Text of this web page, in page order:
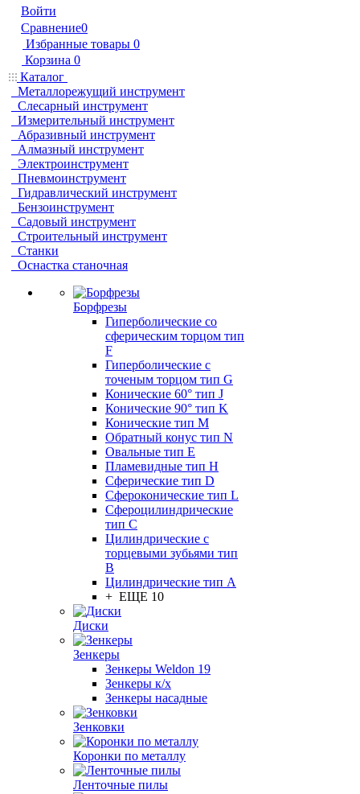
Войти
Сравнение0
Избранные товары 0
Корзина 0
Каталог
Металлорежущий инструмент
Слесарный инструмент
Измерительный инструмент
Абразивный инструмент
Алмазный инструмент
Электроинструмент
Пневмоинструмент
Гидравлический инструмент
Бензоинструмент
Садовый инструмент
Строительный инструмент
Станки
Оснастка станочная
Борфрезы
Гиперболические cо
сферическим торцом тип
F
Гиперболические с
точеным торцом тип G
Конические 60° тип J
Конические 90° тип K
Конические тип M
Обратный конус тип N
Овальные тип E
Пламевидные тип H
Сферические тип D
Сфероконические тип L
Сфероцилиндрические
тип C
Цилиндрические с
торцевыми зубьями тип
B
Цилиндрические тип А
+ ЕЩЕ 10
Диски
Зенкеры
Зенкеры Weldon 19
Зенкеры к/х
Зенкеры насадные
Зенковки
Коронки по металлу
Ленточные пилы